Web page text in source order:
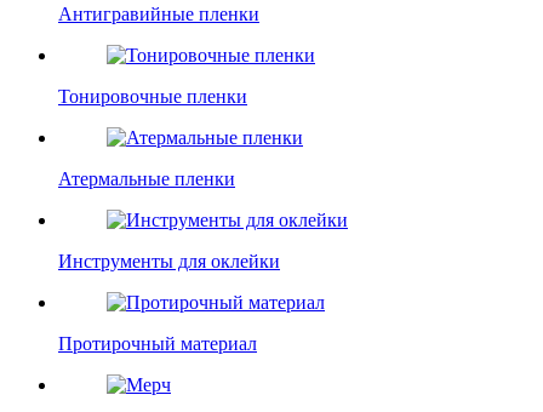
Антигравийные пленки
Тонировочные пленки
Атермальные пленки
Инструменты для оклейки
Протирочный материал